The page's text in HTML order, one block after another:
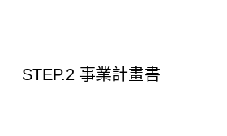
​STEP.2 事業計畫書